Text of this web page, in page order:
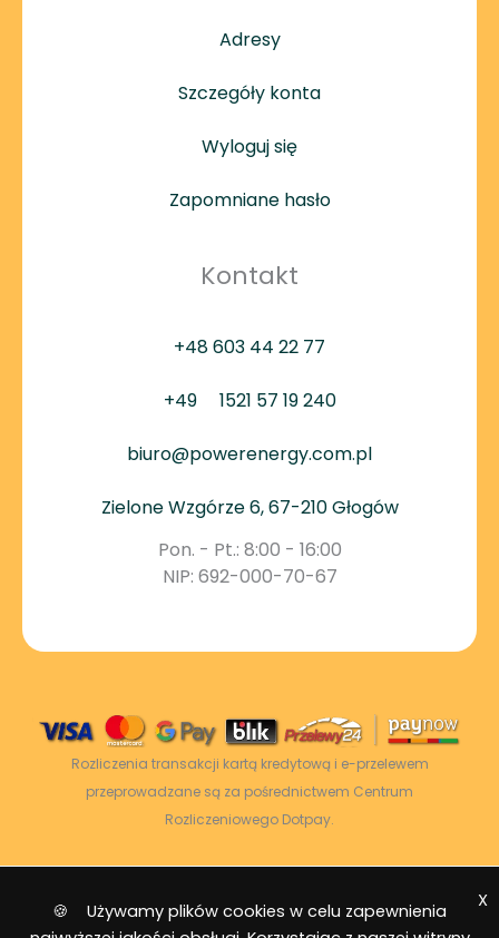
Adresy
Szczegóły konta
Wyloguj się
Zapomniane hasło
Kontakt
+48 603 44 22 77
+49 1521 57 19 240
biuro@powerenergy.com.pl
Zielone Wzgórze 6, 67-210 Głogów
Pon. - Pt.: 8:00 - 16:00
NIP: 692-000-70-67
Rozliczenia transakcji kartą kredytową i e-przelewem
przeprowadzane są za pośrednictwem Centrum
Rozliczeniowego Dotpay.
2026 © Power Energy -
Wszelkie prawa
zastrzeżone
|Mapa strony
🍪 Używamy plików cookies w celu zapewnienia
X